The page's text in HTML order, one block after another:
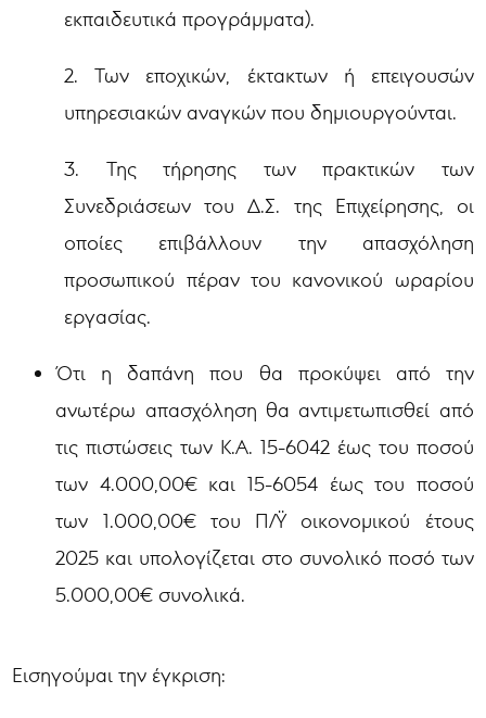
εκπαιδευτικά προγράμματα).
2. Των εποχικών, έκτακτων ή επειγουσών
υπηρεσιακών αναγκών που δημιουργούνται.
3. Της τήρησης των πρακτικών των
Συνεδριάσεων του Δ.Σ. της Επιχείρησης, οι
οποίες επιβάλλουν την απασχόληση
προσωπικού πέραν του κανονικού ωραρίου
εργασίας.
Ότι η δαπάνη που θα προκύψει από την
ανωτέρω απασχόληση θα αντιμετωπισθεί από
τις πιστώσεις των Κ.Α. 15-6042 έως του ποσού
των 4.000,00€ και 15-6054 έως του ποσού
των 1.000,00€ του Π/Ϋ οικονομικού έτους
2025 και υπολογίζεται στο συνολικό ποσό των
5.000,00€ συνολικά.
Εισηγούμαι την έγκριση: